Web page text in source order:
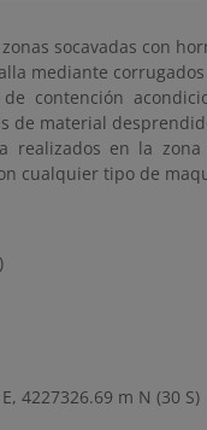
socavadas con
mediante
contención
de material
realizados en la
cualquier tipo de
4227326.69 m N (30 S)